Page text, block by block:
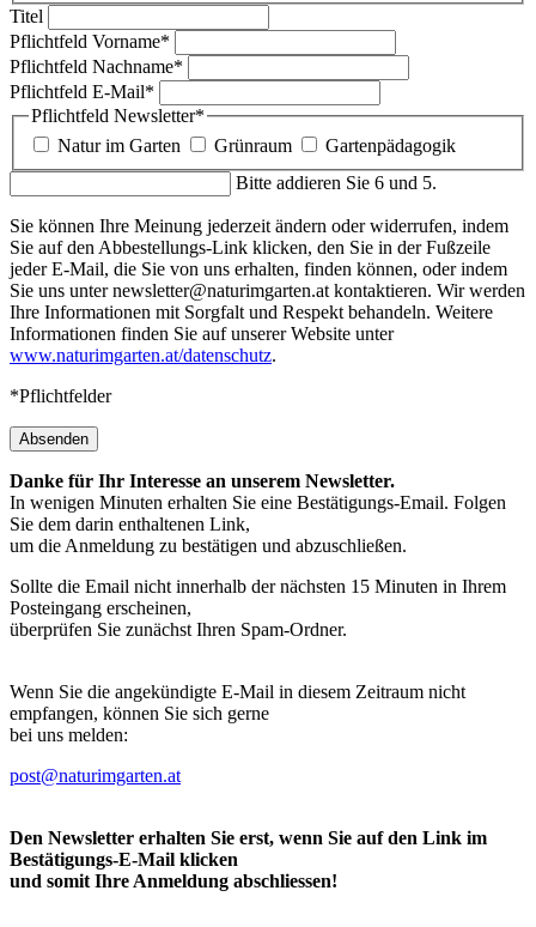
Titel
Pflichtfeld Vorname*
Pflichtfeld Nachname*
Pflichtfeld E-Mail*
Pflichtfeld Newsletter*
Natur im Garten
Grünraum
Gartenpädagogik
Bitte addieren Sie 6 und 5.
Sie können Ihre Meinung jederzeit ändern oder widerrufen, indem
Sie auf den Abbestellungs-Link klicken, den Sie in der Fußzeile
jeder E-Mail, die Sie von uns erhalten, finden können, oder indem
Sie uns unter newsletter@naturimgarten.at kontaktieren. Wir werden
Ihre Informationen mit Sorgfalt und Respekt behandeln. Weitere
Informationen finden Sie auf unserer Website unter
www.naturimgarten.at/datenschutz.
*Pflichtfelder
Absenden
Danke für Ihr Interesse an unserem Newsletter.
In wenigen Minuten erhalten Sie eine Bestätigungs-Email. Folgen
Sie dem darin enthaltenen Link,
um die Anmeldung zu bestätigen und abzuschließen.
Sollte die Email nicht innerhalb der nächsten 15 Minuten in Ihrem
Posteingang erscheinen,
überprüfen Sie zunächst Ihren Spam-Ordner.
Wenn Sie die angekündigte E-Mail in diesem Zeitraum nicht
empfangen, können Sie sich gerne
bei uns melden:
post@naturimgarten.at
Den Newsletter erhalten Sie erst, wenn Sie auf den Link im
Bestätigungs-E-Mail klicken
und somit Ihre Anmeldung abschliessen!